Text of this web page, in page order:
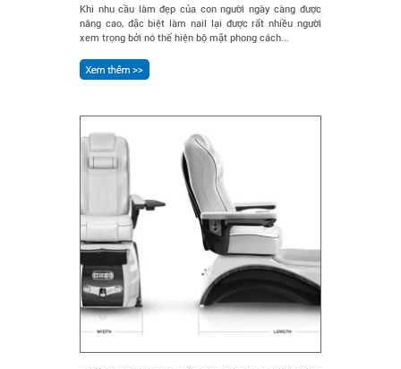
Khi nhu cầu làm đẹp của con người ngày càng được
nâng cao, đặc biệt làm nail lại được rất nhiều người
xem trọng bởi nó thể hiện bộ mặt phong cách...